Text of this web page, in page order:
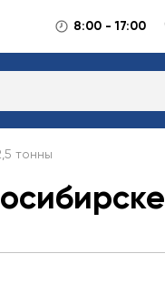
8:00 - 17:00
тонны